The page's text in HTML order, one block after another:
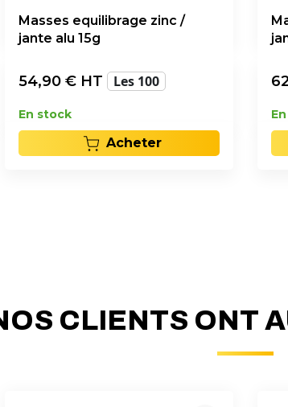
Masses equilibrage zinc /
jante alu 15g
54,90 € HT Les 100
En stock
Acheter
CLIENTS ONT